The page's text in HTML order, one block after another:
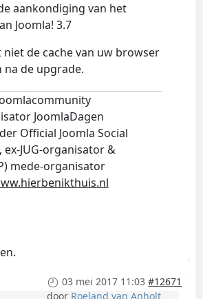
aankondiging van het
Joomla! 3.7
niet de cache van uw browser
na de upgrade.
JoomlaDagen
Official Joomla Social
ex-JUG-organisator &
mede-organisator
03 mei 2017 11:03 #12671
door Roeland van Anholt